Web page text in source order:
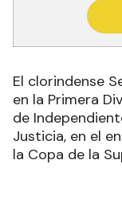
El clorindense
en la Primera
de
Justicia, en el
la Copa de la